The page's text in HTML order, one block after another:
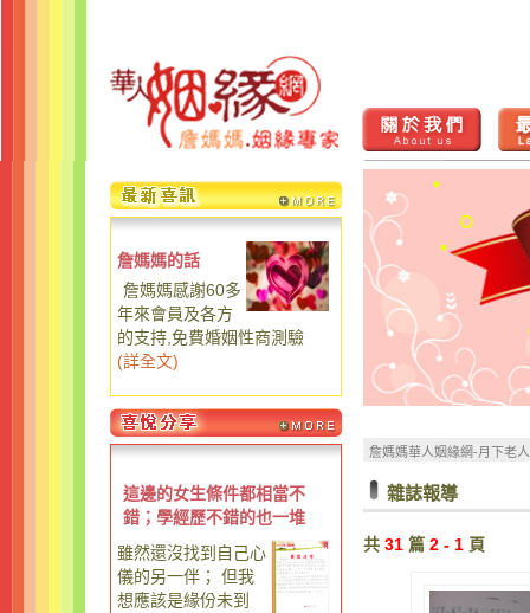
詹媽媽的話
詹媽媽感謝60多
年來會員及各方
的支持,免費婚姻性商測驗
(詳全文)
這邊的女生條件都相當不
錯；學經歷不錯的也一堆
雖然還沒找到自己心
儀的另一伴； 但我
想應該是緣份未到
詹媽媽華人姻緣網-月下老
雜誌報導
共 31 篇 2 - 1 頁